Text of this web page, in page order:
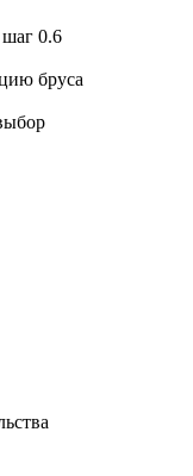
шаг 0.6
бруса